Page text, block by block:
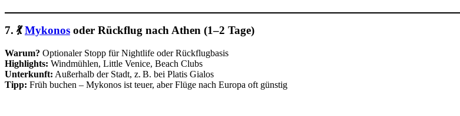
7. 💃Mykonos oder Rückflug nach Athen (1–2 Tage)
Warum? Optionaler Stopp für Nightlife oder Rückflugbasis
Highlights: Windmühlen, Little Venice, Beach Clubs
Unterkunft: Außerhalb der Stadt, z. B. bei Platis Gialos
Tipp: Früh buchen – Mykonos ist teuer, aber Flüge nach Europa oft günstig